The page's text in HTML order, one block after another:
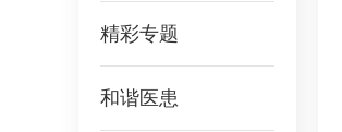
精彩专题
和谐医患